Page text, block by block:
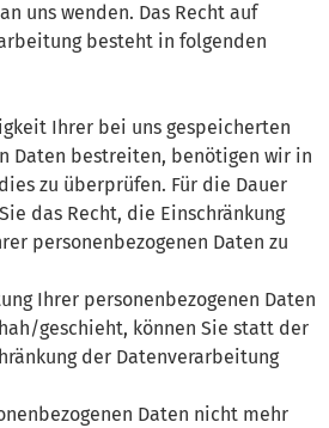
uns wenden. Das Recht auf
besteht in folgenden
Ihrer bei uns gespeicherten
Daten bestreiten, benötigen wir in
zu überprüfen. Für die Dauer
das Recht, die Einschränkung
personenbezogenen Daten zu
Ihrer personenbezogenen Daten
geschieht, können Sie statt der
der Datenverarbeitung
Daten nicht mehr